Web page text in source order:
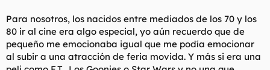
Para nosotros, los nacidos entre mediados de los 70 y los
80 ir al cine era algo especial, yo aún recuerdo que de
pequeño me emocionaba igual que me podía emocionar
al subir a una atracción de feria movida. Y más si era una